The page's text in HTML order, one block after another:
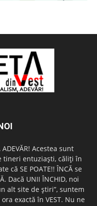
ADEVĂR! Acestea sunt
tineri entuziaşti, căliţi în
că SE POATE!! ÎNCĂ se
Dacă UNII ÎNCHID, noi
alt site de ştiri”, suntem
exactă în VEST. Nu ne